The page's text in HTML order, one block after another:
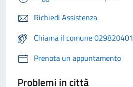
Richiedi Assistenza
Chiama il comune 029820401
Prenota un appuntamento
Problemi in città